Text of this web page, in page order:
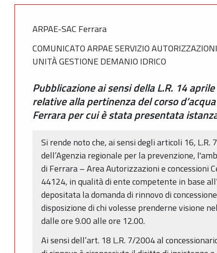
ARPAE-SAC Ferrara
COMUNICATO ARPAE SERVIZIO
UNITÀ GESTIONE DEMANIO IDRICO
Pubblicazione ai sensi della L.R. 14
relative alla pertinenza del corso
Ferrara per cui è stata presentata
Si rende noto che, ai sensi degli articoli 16,
dell’Agenzia regionale per la prevenzione,
di Ferrara – Area Autorizzazioni e concessioni
44124, in qualità di ente competente in base
depositata la domanda di rinnovo di
disposizione di chi volesse prenderne visione
dalle ore 9.00 alle ore 12.00.
Ai sensi dell’art. 18 L.R. 7/2004 al